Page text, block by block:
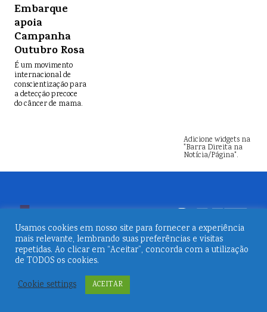
Embarque
apoia
Campanha
Outubro Rosa
É um movimento
internacional de
conscientização para
a detecção precoce
do câncer de mama.
Adicione widgets na
"Barra Direita na
Notícia/Página".
Usamos cookies em nosso site para fornecer a experiência
mais relevante, lembrando suas preferências e visitas
repetidas. Ao clicar em “Aceitar”, concorda com a utilização
de TODOS os cookies.
Cookie settings
ACEITAR